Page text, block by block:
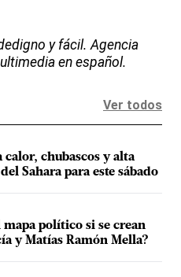
y fácil. Agencia
en español.
Ver todos
chubascos y alta
Sahara para este sábado
político si se crean
y Matías Ramón Mella?